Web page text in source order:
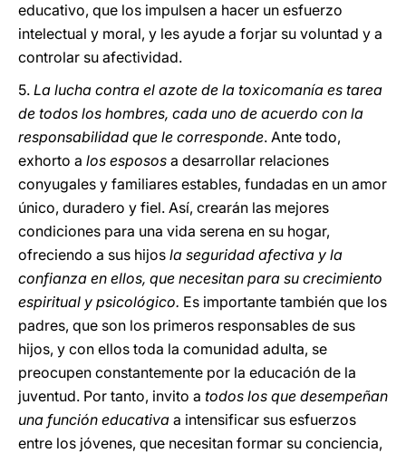
educativo, que los impulsen a hacer un esfuerzo
intelectual y moral, y les ayude a forjar su voluntad y a
controlar su afectividad.
5. La lucha contra el azote de la toxicomanía es tarea
de todos los hombres, cada uno de acuerdo con la
responsabilidad que le corresponde. Ante todo,
exhorto a los esposos a desarrollar relaciones
conyugales y familiares estables, fundadas en un amor
único, duradero y fiel. Así, crearán las mejores
condiciones para una vida serena en su hogar,
ofreciendo a sus hijos la seguridad afectiva y la
confianza en ellos, que necesitan para su crecimiento
espiritual y psicológico. Es importante también que los
padres, que son los primeros responsables de sus
hijos, y con ellos toda la comunidad adulta, se
preocupen constantemente por la educación de la
juventud. Por tanto, invito a todos los que desempeñan
una función educativa a intensificar sus esfuerzos
entre los jóvenes, que necesitan formar su conciencia,